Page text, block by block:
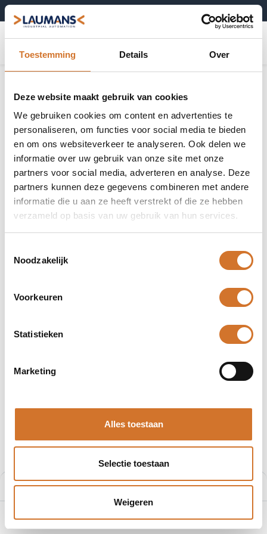
Toestemming Details Over
Deze website maakt gebruik van cookies
We gebruiken cookies om content en advertenties te
personaliseren, om functies voor social media te bieden
en om ons websiteverkeer te analyseren. Ook delen we
informatie over uw gebruik van onze site met onze
partners voor social media, adverteren en analyse. Deze
partners kunnen deze gegevens combineren met andere
informatie die u aan ze heeft verstrekt of die ze hebben
verzameld op basis van uw gebruik van hun services.
Noodzakelijk
Voorkeuren
Statistieken
Marketing
Alles toestaan
Selectie toestaan
Weigeren
Prijs:
Aan winkelmand toevoegen
0
Producten PA6 M40 RAL 7035 Moer zonder flens
RST PA6 M40 RAL 7035 Moer
Artikelnummer :11006540
€0,42